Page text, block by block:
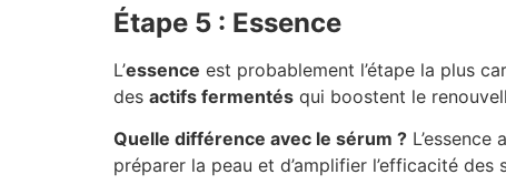
Étape 5 : Essence
L’essence est probablement l’étape la plus
des actifs fermentés qui boostent le
Quelle différence avec le sérum ?
préparer la peau et d’amplifier l’efficacité